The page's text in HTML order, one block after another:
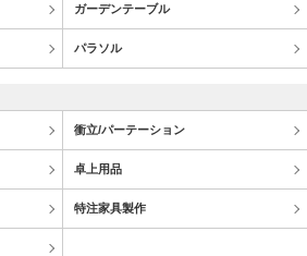
ガーデンテーブル
パラソル
衝立/パーテーション
卓上用品
特注家具製作